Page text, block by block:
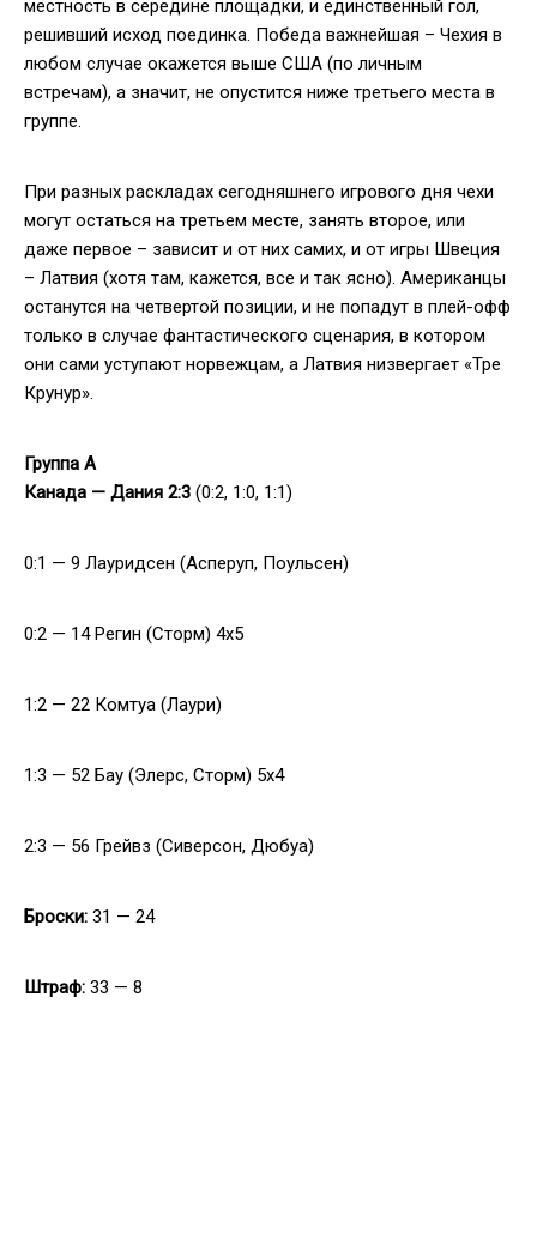
местность в середине площадки, и единственный гол,
решивший исход поединка. Победа важнейшая – Чехия в
любом случае окажется выше США (по личным
встречам), а значит, не опустится ниже третьего места в
группе.
При разных раскладах сегодняшнего игрового дня чехи
могут остаться на третьем месте, занять второе, или
даже первое – зависит и от них самих, и от игры Швеция
– Латвия (хотя там, кажется, все и так ясно). Американцы
останутся на четвертой позиции, и не попадут в плей-офф
только в случае фантастического сценария, в котором
они сами уступают норвежцам, а Латвия низвергает «Тре
Крунур».
Группа A
Канада — Дания 2:3 (0:2, 1:0, 1:1)
0:1 — 9 Лауридсен (Асперуп, Поульсен)
0:2 — 14 Регин (Сторм) 4x5
1:2 — 22 Комтуа (Лаури)
1:3 — 52 Бау (Элерс, Сторм) 5x4
2:3 — 56 Грейвз (Сиверсон, Дюбуа)
Броски: 31 — 24
Штраф: 33 — 8